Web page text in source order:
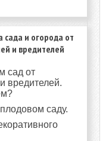
сада и огорода от
и вредителей
сад от
вредителей.
саду.